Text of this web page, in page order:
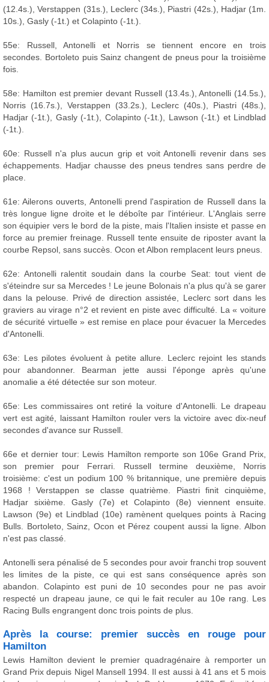
(12.4s.), Verstappen (31s.), Leclerc (34s.), Piastri (42s.), Hadjar (1m.
10s.), Gasly (-1t.) et Colapinto (-1t.).
55e: Russell, Antonelli et Norris se tiennent encore en trois
secondes. Bortoleto puis Sainz changent de pneus pour la troisième
fois.
58e: Hamilton est premier devant Russell (13.4s.), Antonelli (14.5s.),
Norris (16.7s.), Verstappen (33.2s.), Leclerc (40s.), Piastri (48s.),
Hadjar (-1t.), Gasly (-1t.), Colapinto (-1t.), Lawson (-1t.) et Lindblad
(-1t.).
60e: Russell n'a plus aucun grip et voit Antonelli revenir dans ses
échappements. Hadjar chausse des pneus tendres sans perdre de
place.
61e: Ailerons ouverts, Antonelli prend l'aspiration de Russell dans la
très longue ligne droite et le déboîte par l'intérieur. L'Anglais serre
son équipier vers le bord de la piste, mais l'Italien insiste et passe en
force au premier freinage. Russell tente ensuite de riposter avant la
courbe Repsol, sans succès. Ocon et Albon remplacent leurs pneus.
62e: Antonelli ralentit soudain dans la courbe Seat: tout vient de
s'éteindre sur sa Mercedes ! Le jeune Bolonais n'a plus qu'à se garer
dans la pelouse. Privé de direction assistée, Leclerc sort dans les
graviers au virage n°2 et revient en piste avec difficulté. La « voiture
de sécurité virtuelle » est remise en place pour évacuer la Mercedes
d'Antonelli.
63e: Les pilotes évoluent à petite allure. Leclerc rejoint les stands
pour abandonner. Bearman jette aussi l'éponge après qu'une
anomalie a été détectée sur son moteur.
65e: Les commissaires ont retiré la voiture d'Antonelli. Le drapeau
vert est agité, laissant Hamilton rouler vers la victoire avec dix-neuf
secondes d'avance sur Russell.
66e et dernier tour: Lewis Hamilton remporte son 106e Grand Prix,
son premier pour Ferrari. Russell termine deuxième, Norris
troisième: c'est un podium 100 % britannique, une première depuis
1968 ! Verstappen se classe quatrième. Piastri finit cinquième,
Hadjar sixième. Gasly (7e) et Colapinto (8e) viennent ensuite.
Lawson (9e) et Lindblad (10e) ramènent quelques points à Racing
Bulls. Bortoleto, Sainz, Ocon et Pérez coupent aussi la ligne. Albon
n'est pas classé.
Antonelli sera pénalisé de 5 secondes pour avoir franchi trop souvent
les limites de la piste, ce qui est sans conséquence après son
abandon. Colapinto est puni de 10 secondes pour ne pas avoir
respecté un drapeau jaune, ce qui le fait reculer au 10e rang. Les
Racing Bulls engrangent donc trois points de plus.
Après la course: premier succès en rouge pour
Hamilton
Lewis Hamilton devient le premier quadragénaire à remporter un
Grand Prix depuis Nigel Mansell 1994. Il est aussi à 41 ans et 5 mois